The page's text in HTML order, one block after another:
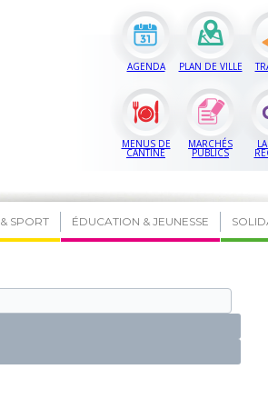
AGENDA PLAN DE VILLE
MENUS DE
CANTINE
MARCHÉS
PUBLICS
SPORT ÉDUCATION & JEUNESSE